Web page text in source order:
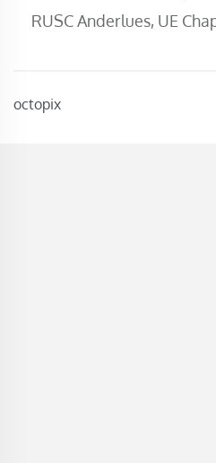
octopix
RUSC Anderlues, UE